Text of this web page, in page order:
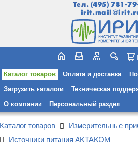
Тел. (495) 781-
Каталог товаров Оплата и доставка
Загрузить каталоги Техническая
О компании Персональный раздел
Каталог товаров
Измерительные
Источники питания AKTAKOM